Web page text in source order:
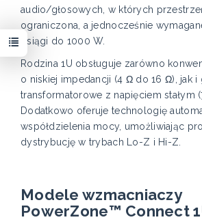
audio/głosowych, w których
ograniczona, a jednocześnie
osiągi do 1000 W.
Rodzina 1U obsługuje zarówno
o niskiej impedancji (4 Ω do 16 Ω), jak i
transformatorowe z napięciem stałym
Dodatkowo oferuje technologię
współdzielenia mocy, umożliwiając
dystrybucję w trybach Lo-Z i Hi-Z.
Modele wzmacniaczy
PowerZone™ Connect